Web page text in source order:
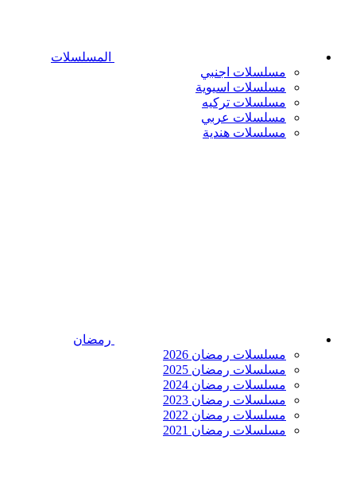
المسلسلات
مسلسلات اجنبي
مسلسلات اسيوية
مسلسلات تركيه
مسلسلات عربي
مسلسلات هندية
رمضان
مسلسلات رمضان 2026
مسلسلات رمضان 2025
مسلسلات رمضان 2024
مسلسلات رمضان 2023
مسلسلات رمضان 2022
مسلسلات رمضان 2021